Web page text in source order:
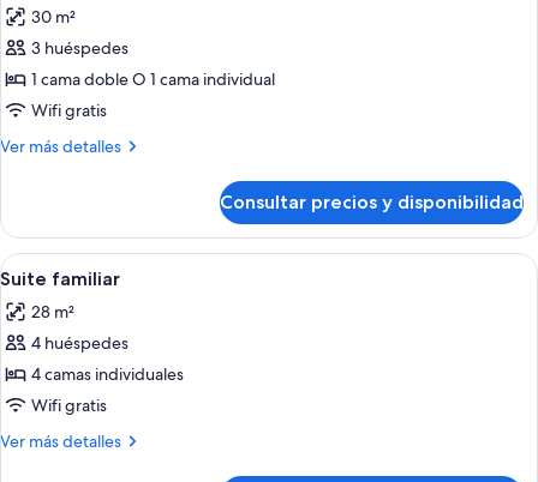
las
fotos
de
Suite
superior
30 m²
3 huéspedes
1 cama doble O 1 cama individual
Wifi gratis
Ver más detalles
Más
superior
Consultar precios y disponibilidad
Abrir
todas
las
fotos
de
Suite
familiar
Una habitación con pared de
5
Suite familiar
28 m²
4 huéspedes
4 camas individuales
Wifi gratis
Ver más detalles
Más